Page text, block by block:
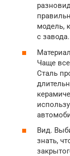
модель,
с завода.
Чаще
Сталь
Вид.
знать,